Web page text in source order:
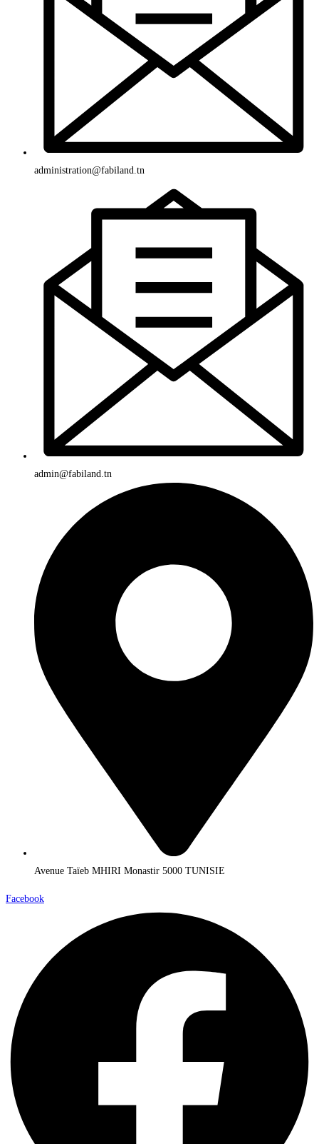
administration@fabiland.tn
admin@fabiland.tn
Avenue Taïeb MHIRI Monastir 5000 TUNISIE
Facebook